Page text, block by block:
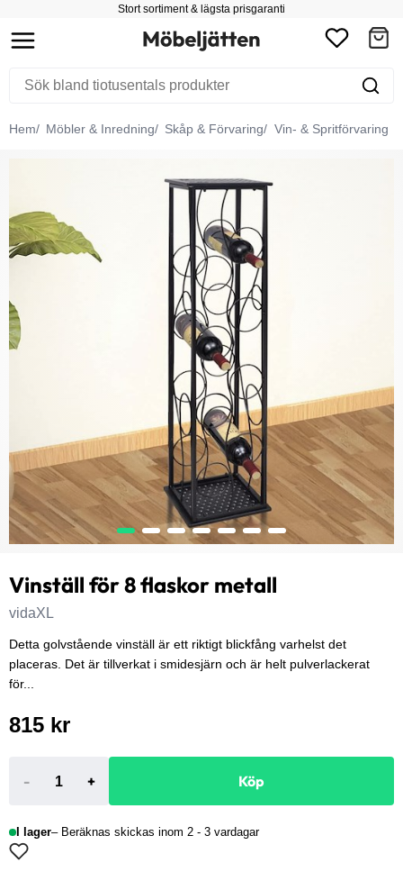
Stort sortiment & lägsta prisgaranti
Hem Möbler & Inredning Skåp & Förvaring Vin- & Spritförvaring
Vinställ för 8 flaskor metall
vidaXL
Detta golvstående vinställ är ett riktigt blickfång varhelst det
placeras. Det är tillverkat i smidesjärn och är helt pulverlackerat
för...
815 kr
- + Köp
I lager Beräknas skickas inom 2 - 3 vardagar